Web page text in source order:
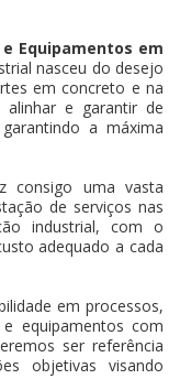
Equipamentos em
nasceu do desejo
em concreto e na
alinhar e garantir de
a máxima
consigo uma vasta
de serviços nas
industrial, com o
adequado a cada
em processos,
equipamentos com
ser referência
objetivas visando